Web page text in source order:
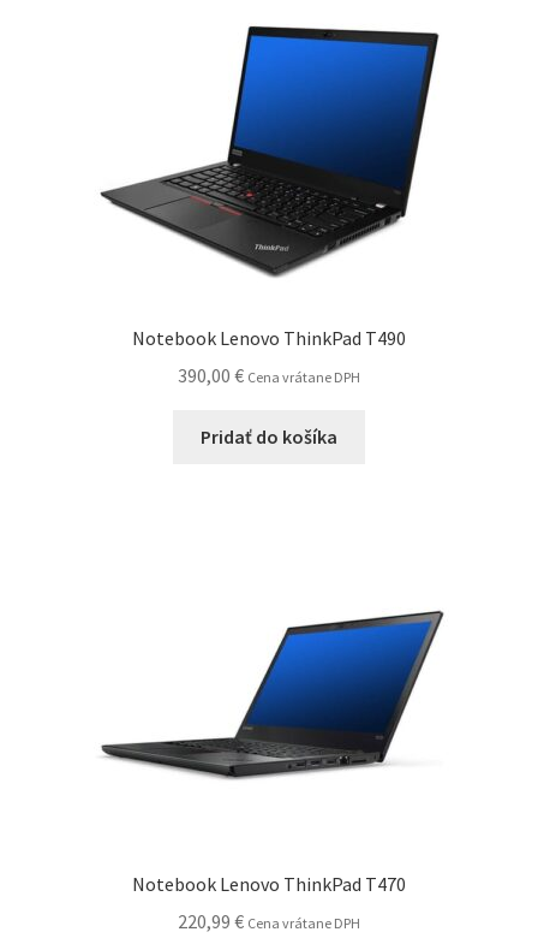
Notebook Lenovo ThinkPad T490
390,00 € Cena vrátane DPH
Pridať do košíka
Notebook Lenovo ThinkPad T470
220,99 € Cena vrátane DPH